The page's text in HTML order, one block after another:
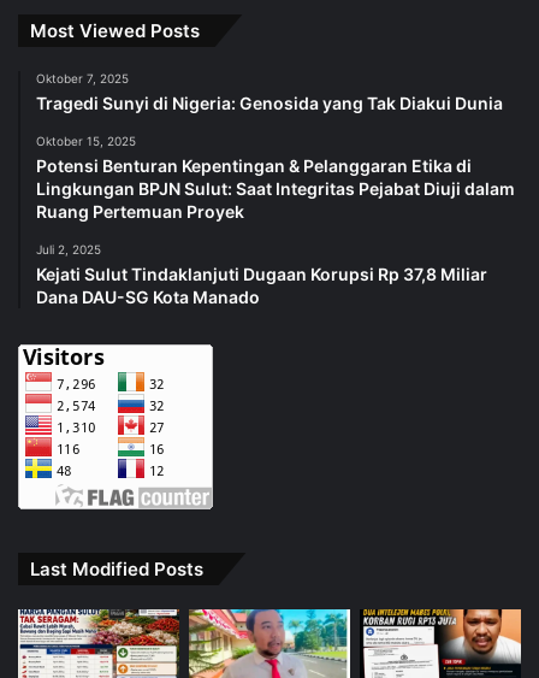
Most Viewed Posts
Oktober 7, 2025
Tragedi Sunyi di Nigeria: Genosida yang Tak Diakui Dunia
Oktober 15, 2025
Potensi Benturan Kepentingan & Pelanggaran Etika di
Lingkungan BPJN Sulut: Saat Integritas Pejabat Diuji dalam
Ruang Pertemuan Proyek
Juli 2, 2025
Kejati Sulut Tindaklanjuti Dugaan Korupsi Rp 37,8 Miliar
Dana DAU-SG Kota Manado
Last Modified Posts